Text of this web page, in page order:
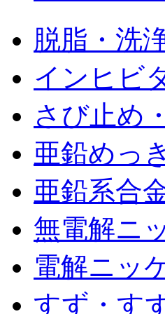
脱脂・洗
インヒビ
さび止め
亜鉛めっ
亜鉛系合
無電解ニ
電解ニッ
すず・す